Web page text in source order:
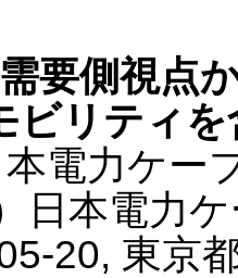
需要側視点
ビリティ
本電力ケ
日本電力
20, 東京